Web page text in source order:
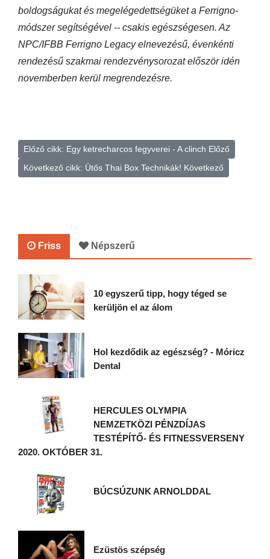
boldogságukat és megelégedettségüket a Ferrigno-
módszer segítségével -- csakis egészségesen. Az
NPC/IFBB Ferrigno Legacy elnevezésű, évenkénti
rendezésű szakmai rendezvénysorozat először idén
novemberben kerül megrendezésre.
Előző cikk: Egy ketrecharcos fegyverei - A clinch Előző
Következő cikk: Ütős Thai Box Technikák! Következő
Friss Népszerű
10 egyszerű tipp, hogy téged se
kerüljön el az álom
Hol kezdődik az egészség? - Móricz
Dental
HERCULES OLYMPIA
NEMZETKÖZI PÉNZDÍJAS
TESTÉPÍTŐ- ÉS FITNESSVERSENY
2020. OKTÓBER 31.
BÚCSÚZUNK ARNOLDDAL
Ezüstös szépség